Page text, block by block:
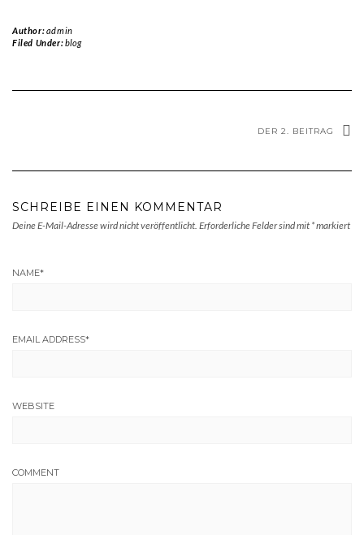
Author:admin
Filed Under:blog
DER 2. BEITRAG
SCHREIBE EINEN KOMMENTAR
Deine E-Mail-Adresse wird nicht veröffentlicht. Erforderliche Felder sind mit *markiert
NAME*
EMAIL ADDRESS*
WEBSITE
COMMENT